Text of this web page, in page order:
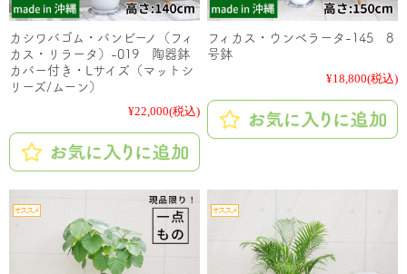
カシワバゴム・バンビーノ（フィ
カス・リラータ）-019 陶器鉢
カバー付き・Lサイズ（マットシ
リーズ/ムーン）
¥22,000(税込)
フィカス・ウンベラータ-145 8
号鉢
¥18,800(税込)